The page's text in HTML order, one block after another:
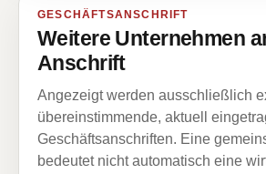
GESCHÄFTSANSCHRIFT
Weitere Unternehmen
Anschrift
Angezeigt werden ausschließlich
übereinstimmende, aktuell
Geschäftsanschriften. Eine
bedeutet nicht automatisch eine